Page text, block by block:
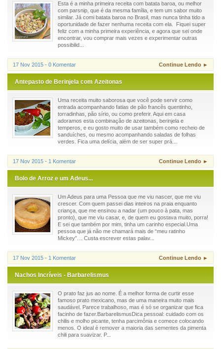
Esta é a minha primeira receita com batata baroa, ou melhor
com parsnip, que é da mesma família, e tem um sabor muito
similar. Já comi batata baroa no Brasil, mas nunca tinha tido a
oportunidade de fazer nenhuma receita com ela. Fiquei super
feliz com a minha primeira experiência, e agora que sei onde
encontrar, vou comprar mais vezes e experimentar outras
possibilid...
17 Nov 2015 - 0 Komentar Continue Lendo ►
Antepasto de Berinjela com Azeitonas
Uma receita muito saborosa que você pode servir como
entrada acompanhando fatias de pão francês quentinho,
torradinhas, pão sírio, ou como preferir. Aqui em casa
adoramos esta combinação de azeitonas, berinjela e
temperos, e eu gosto muito de usar também como recheio de
sanduíches, ou mesmo acompanhando saladas de folhas
verdes. Fica uma delícia, além de ser super prá...
17 Nov 2015 - 1 Komentar Continue Lendo ►
Bolo de Arroz e um Adeus...
Um Adeus para uma Pessoa que me viu nascer, que me viu
crescer. Com quem passei dias inteiros na praia enquanto
criança, que me ensinou a nadar (um pouco à pata, mas
pronto), que me viu casar, e, de quem eu gostava muito, porra!
E sei que também por mim, tinha um carinho especial.Uma
pessoa que já não me chamará mais de “meu ratinho
Mickey”… Custa escrever estas palav...
17 Nov 2015 - 1 Komentar Continue Lendo ►
Nachos Incríveis - Barbarelismus
O prato faz jus ao nome. É a melhor forma de curtir esse
famoso prato mexicano, mas de uma maneira muito mais
saudável. Parece trabalhoso, mas é só se organizar que fica
facinho de fazer.BarbarelismusDica pessoal: cuidado com os
chilis e molho picante, tenha parcimônia e comece colocando
menos. O ideal é remover a maioria das sementes da pimenta
chili para suavizar. P...